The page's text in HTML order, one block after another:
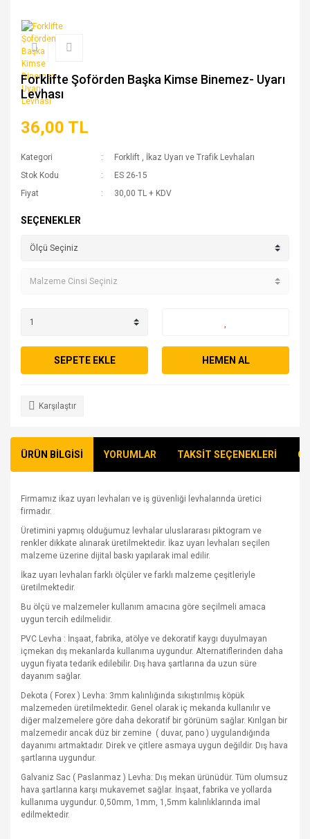
Forklifte Şoförden Başka Kimse Binemez- Uyarı
Levhası
36,00 TL
Kategori Forklift , İkaz Uyarı ve Trafik Levhaları
Stok Kodu
ES 26-15
Fiyat
30,00 TL + KDV
SEÇENEKLER
SEPETE EKLE HEMEN AL
Karşılaştır
ÜRÜN BİLGİSİ YORUMLAR TAKSİT SEÇENEKLERİ
Firmamız ikaz uyarı levhaları ve iş güvenliği levhalarında üretici
firmadır.
Üretimini yapmış olduğumuz levhalar uluslararası piktogram ve
renkler dikkate alınarak üretilmektedir. İkaz uyarı levhaları seçilen
malzeme üzerine dijital baskı yapılarak imal edilir.
İkaz uyarı levhaları farklı ölçüler ve farklı malzeme çeşitleriyle
üretilmektedir.
Bu ölçü ve malzemeler kullanım amacına göre seçilmeli amaca
uygun tercih edilmelidir.
PVC Levha : İnşaat, fabrika, atölye ve dekoratif kaygı duyulmayan
içmekan dış mekanlarda kullanıma uygundur. Alternatiflerinden daha
uygun fiyata tedarik edilebilir. Dış hava şartlarına da uzun süre
dayanım sağlar.
Dekota ( Forex ) Levha: 3mm kalınlığında sıkıştırılmış köpük
malzemeden üretilmektedir. Genel olarak iç mekanda kullanılır ve
diğer malzemelere göre daha dekoratif bir görünüm sağlar. Kırılgan bir
malzemedir ancak düz bir zemine ( duvar, pano ) uygulandığında
dayanımı artmaktadır. Direk ve çitlere asmaya uygun değildir. Dış hava
şartlarına uygundur.
Galvaniz Sac ( Paslanmaz ) Levha: Dış mekan ürünüdür. Tüm olumsuz
hava şartlarına karşı mukavemet sağlar. İnşaat, fabrika ve yollarda
kullanıma uygundur. 0,50mm, 1mm, 1,5mm kalınlıklarında imal
edilmektedir.